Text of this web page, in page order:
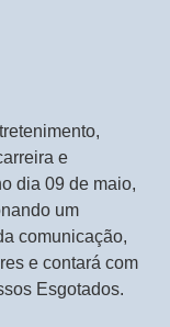
e
dia 09 de maio,
um
comunicação,
e contará com
Esgotados.